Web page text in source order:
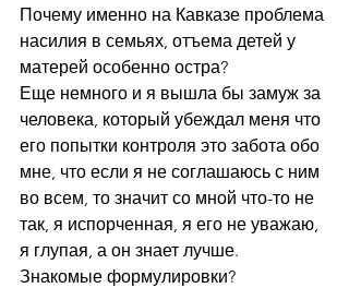
Почему именно на Кавказе проблема
насилия в семьях, отъема детей у
матерей особенно остра?
Еще немного и я вышла бы замуж за
человека, который убеждал меня что
его попытки контроля это забота обо
мне, что если я не соглашаюсь с ним
во всем, то значит со мной что-то не
так, я испорченная, я его не уважаю,
я глупая, а он знает лучше.
Знакомые формулировки?